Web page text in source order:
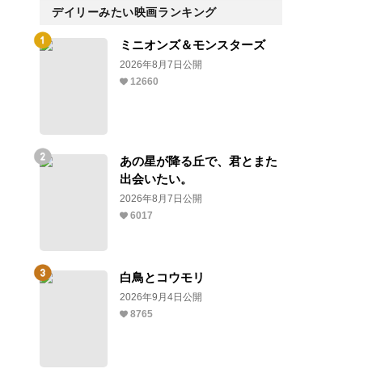
デイリーみたい映画ランキング
ミニオンズ＆モンスターズ
2026年8月7日公開
12660
あの星が降る丘で、君とまた
出会いたい。
2026年8月7日公開
6017
白鳥とコウモリ
2026年9月4日公開
8765